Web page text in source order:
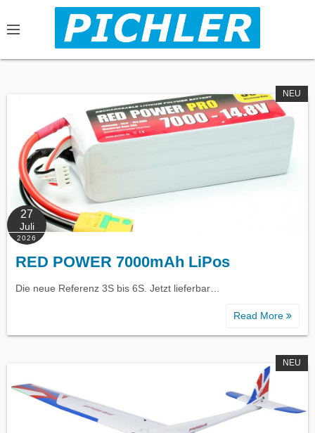
p
NEU
27
Juli
2026
RED POWER 7000mAh LiPos
Die neue Referenz 3S bis 6S. Jetzt lieferbar…
Read More
NEU